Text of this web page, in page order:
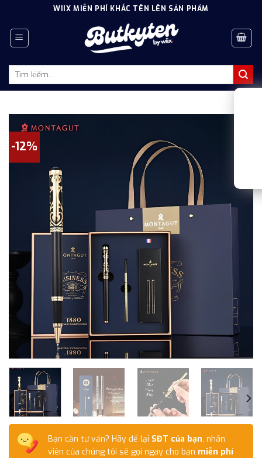
content
WIIX MIỄN PHÍ KHẮC TÊN LÊN SẢN PHẨM
Tìm
-12%
Bạn cần tư vấn? Hãy để lại SĐT của bạn, nhân
viên của chúng tôi sẽ gọi ngay cho bạn miễn phí